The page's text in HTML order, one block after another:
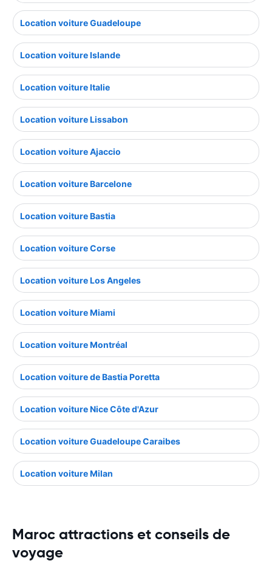
Location voiture Guadeloupe
Location voiture Islande
Location voiture Italie
Location voiture Lissabon
Location voiture Ajaccio
Location voiture Barcelone
Location voiture Bastia
Location voiture Corse
Location voiture Los Angeles
Location voiture Miami
Location voiture Montréal
Location voiture de Bastia Poretta
Location voiture Nice Côte d'Azur
Location voiture Guadeloupe Caraibes
Location voiture Milan
Maroc attractions et conseils de
voyage